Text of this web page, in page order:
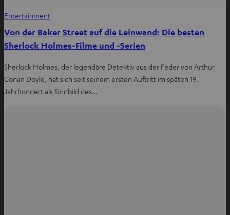
Entertainment
Von der Baker Street auf die Leinwand: Die besten
Sherlock Holmes-Filme und -Serien
Sherlock Holmes, der legendäre Detektiv aus der Feder von Arthur
Conan Doyle, hat sich seit seinem ersten Auftritt im späten 19.
Jahrhundert als Sinnbild des…